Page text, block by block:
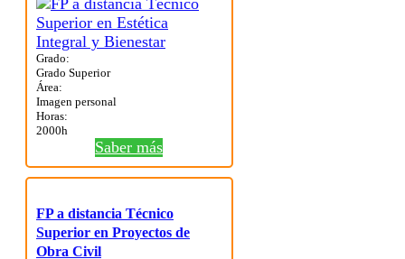
Grado:
Grado Superior
Área:
Imagen personal
Horas:
2000h
Saber más
FP a distancia Técnico
Superior en Proyectos de
Obra Civil